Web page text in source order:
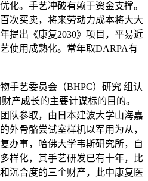
化。手艺冲破有赖于资金支撑。
次买卖，将来劳动力成本将大大
提出《康复2030》项目，平易近
使用成熟化。常年取DARPA有
艺委员会（BHPC）研究 组认
产成长的主要计谋标的目的。
队参取，由日本建波大学山海嘉
外骨骼尝试室样机以军用为从，
办事，哈佛大学韦斯研究所，自
样化，其手艺研发已有十年，比
沉合度的三个财产，此中康复医